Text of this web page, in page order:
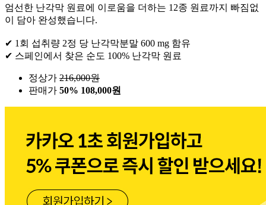
엄선한 난각막 원료에 이로움을 더하는 12종 원료까지 빠짐없
이 담아 완성했습니다.
✔ 1회 섭취량 2정 당 난각막분말 600 mg 함유
✔ 스페인에서 찾은 순도 100% 난각막 원료
정상가 216,000원
판매가 50% 108,000원